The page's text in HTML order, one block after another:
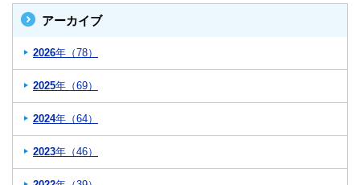
アーカイブ
2026年（78）
2025年（69）
2024年（64）
2023年（46）